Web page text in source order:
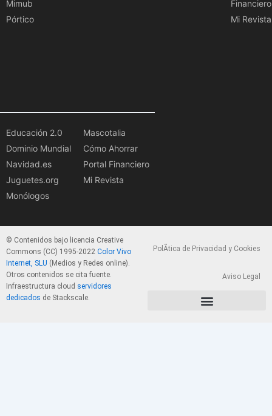
Mimub
Pórtico
Financiero
Mi Revista
Educación 2.0
Dominio Mundial
Navidad.es
Juguetes.org
Monólogos
Mascotalia
Cómo Ahorrar
Portal Financiero
Mi Revista
© Contenidos bajo licencia Creative
Commons (CC) 1995-2022 Color Vivo
Internet, SLU (Medios y Redes online).
Otros contenidos se cita fuente.
Infraestructura cloud servidores
dedicados de Stackscale.
PolÃ­tica de Privacidad y Cookies
Aviso Legal